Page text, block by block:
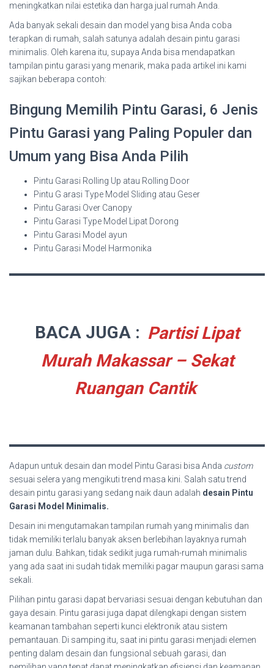
meningkatkan nilai estetika dan harga jual rumah Anda.
Ada banyak sekali desain dan model yang bisa Anda coba
terapkan di rumah, salah satunya adalah desain pintu garasi
minimalis. Oleh karena itu, supaya Anda bisa mendapatkan
tampilan pintu garasi yang menarik, maka pada artikel ini kami
sajikan beberapa contoh:
Bingung Memilih Pintu Garasi, 6 Jenis
Pintu Garasi yang Paling Populer dan
Umum yang Bisa Anda Pilih
Pintu Garasi Rolling Up atau Rolling Door
Pintu G arasi Type Model Sliding atau Geser
Pintu Garasi Over Canopy
Pintu Garasi Type Model Lipat Dorong
Pintu Garasi Model ayun
Pintu Garasi Model Harmonika
BACA JUGA : Partisi Lipat
Murah Makassar – Sekat
Ruangan Cantik
Adapun untuk desain dan model Pintu Garasi bisa Anda custom
sesuai selera yang mengikuti trend masa kini. Salah satu trend
desain pintu garasi yang sedang naik daun adalah desain Pintu
Garasi Model Minimalis.
Desain ini mengutamakan tampilan rumah yang minimalis dan
tidak memiliki terlalu banyak aksen berlebihan layaknya rumah
jaman dulu. Bahkan, tidak sedikit juga rumah-rumah minimalis
yang ada saat ini sudah tidak memiliki pagar maupun garasi sama
sekali.
Pilihan pintu garasi dapat bervariasi sesuai dengan kebutuhan dan
gaya desain. Pintu garasi juga dapat dilengkapi dengan sistem
keamanan tambahan seperti kunci elektronik atau sistem
pemantauan. Di samping itu, saat ini pintu garasi menjadi elemen
penting dalam desain dan fungsional sebuah garasi, dan